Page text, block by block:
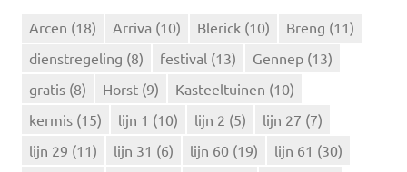
Arcen (18) Arriva (10) Blerick (10) Breng (11)
dienstregeling (8) festival (13) Gennep (13)
gratis (8) Horst (9) Kasteeltuinen (10)
kermis (15) lijn 1 (10) lijn 2 (5) lijn 27 (7)
lijn 29 (11) lijn 31 (6) lijn 60 (19) lijn 61 (30)